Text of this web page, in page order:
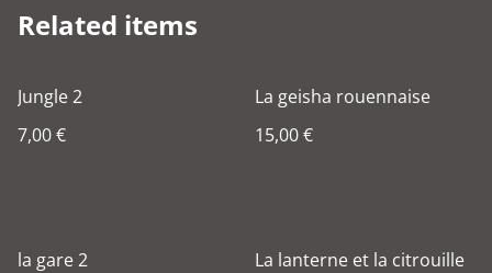
Related items
Jungle 2
7,00 €
La geisha rouennaise
15,00 €
la gare 2
La lanterne et la citrouille